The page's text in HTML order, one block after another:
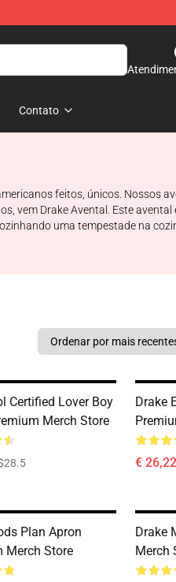
Contato
feitos, únicos. Nossos
vem Drake Avental. Este
uma tempestade na
Certified Lover Boy
Merch Store
Drake
€ 26,22
Plan Apron
Merch Store
Drake
Merch